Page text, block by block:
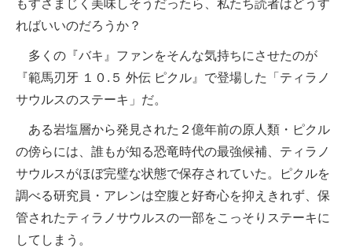
もすさまじく美味しそうだったら、私たち読者はどうす
ればいいのだろうか？
多くの『バキ』ファンをそんな気持ちにさせたのが
『範馬刃牙 １０.５ 外伝 ピクル』で登場した「ティラノ
サウルスのステーキ」だ。
ある岩塩層から発見された２億年前の原人類・ピクル
の傍らには、誰もが知る恐竜時代の最強候補、ティラノ
サウルスがほぼ完璧な状態で保存されていた。ピクルを
調べる研究員・アレンは空腹と好奇心を抑えきれず、保
管されたティラノサウルスの一部をこっそりステーキに
してしまう。